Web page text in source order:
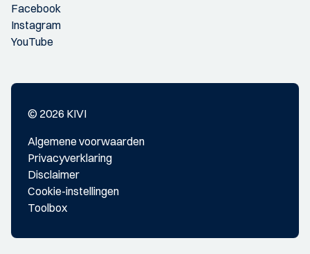
Facebook
Instagram
YouTube
© 2026 KIVI
Algemene voorwaarden
Privacyverklaring
Disclaimer
Cookie-instellingen
Toolbox